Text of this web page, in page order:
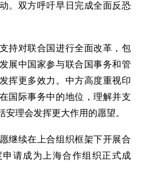
。双方呼吁早日完成全面反恐
对联合国进行全面改革，包
展中国家参与联合国事务和管
挥更多效力。中方高度重视印
国际事务中的地位，理解并支
安理会发挥更大作用的愿望。
续在上合组织框架下开展合
请成为上海合作组织正式成